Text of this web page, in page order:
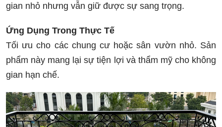
gian nhỏ nhưng vẫn giữ được sự sang trọng.
Ứng Dụng Trong Thực Tế
Tối ưu cho các chung cư hoặc sân vườn nhỏ. Sản
phẩm này mang lại sự tiện lợi và thẩm mỹ cho không
gian hạn chế.